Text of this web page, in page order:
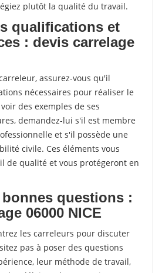
plutôt la qualité du travail.
qualifications et
: devis carrelage
assurez-vous qu'il
nécessaires pour réaliser le
des exemples de ses
demandez-lui s'il est membre
et s'il possède une
civile. Ces éléments vous
de qualité et vous protégeront en
questions :
06000 NICE
les carreleurs pour discuter
pas à poser des questions
leur méthode de travail,